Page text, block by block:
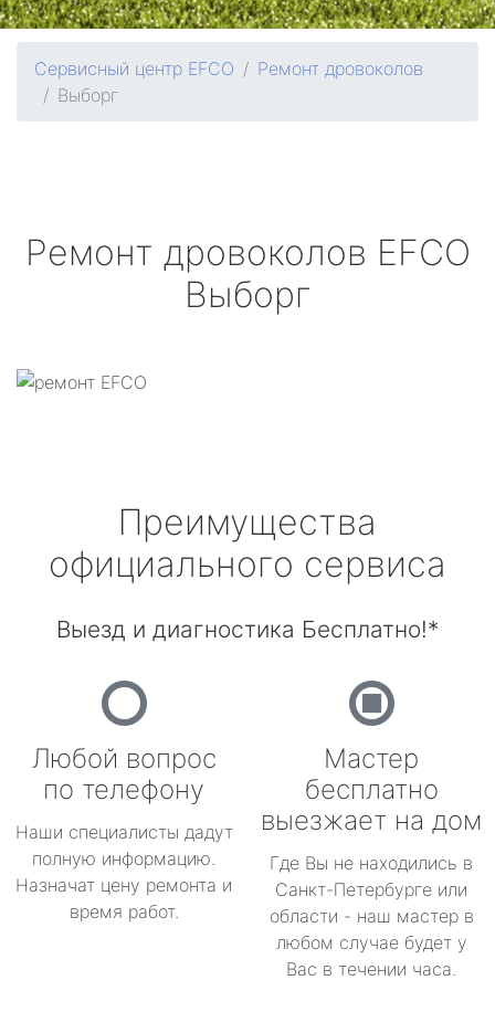
Сервисный центр EFCO
Ремонт дровоколов
Выборг
Ремонт дровоколов EFCO
Выборг
Преимущества
официального сервиса
Выезд и диагностика Бесплатно!*
Любой вопрос
по телефону
Наши специалисты дадут
полную информацию.
Назначат цену ремонта и
время работ.
Мастер
бесплатно
выезжает на дом
Где Вы не находились в
Санкт-Петербурге или
области - наш мастер в
любом случае будет у
Вас в течении часа.